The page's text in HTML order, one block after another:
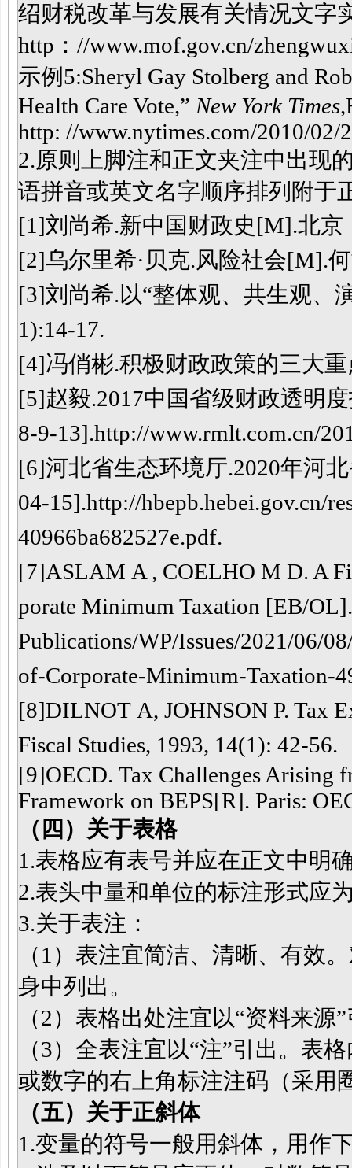
绍财税改革与发展有关情况文字
http：//www.mof.gov.cn/
示例5:Sheryl Gay Stolberg and
Health Care Vote,” New York Times
http: //www.nytimes.com/2010/02/
2.原则上脚注和正文夹注中出现
语拼音或英文名字顺序排列附于
[1 ]刘尚希.新中国财政史[M].北京
[2]乌尔里希· 贝克.风险社会[M].
[3]刘尚希.以“整体观、共生观、
1):14-17.
[4]冯俏彬.积极财政政策的三大
[5]赵毅.2017中国省级财政透明
8-9-13].http://www.rmlt.com.cn/
[6]河北省生态环境厅.2020年河
04-15].http://hbepb.hebei.gov.cn/
40966ba682527e.pdf.
[7]ASLAM A , COELHO M D. A
porate Minimum Taxation [EB/
Publications/WP/Issues/2021/06/
of-Corporate-Minimum-Taxation-
[8]DILNOT A, JOHNSON P. Tax
Fiscal Studies, 1993, 14(1): 42-56.
[9]OECD. Tax Challenges Arising
Framework on BEPS[R]. Paris:
（四） 关于表格
1.表格应有表号并应在正文中明
2.表头中量和单位的标注形式应
3.关于表注：
（1）表注宜简洁、清晰、有效
身中列出。
（2）表格出处注宜以“资料来源
（3）全表注宜以“注”引出。表
或数字的右上角标注注码（采用
（五） 关于正斜体
1.变量的符号一般用斜体，用作